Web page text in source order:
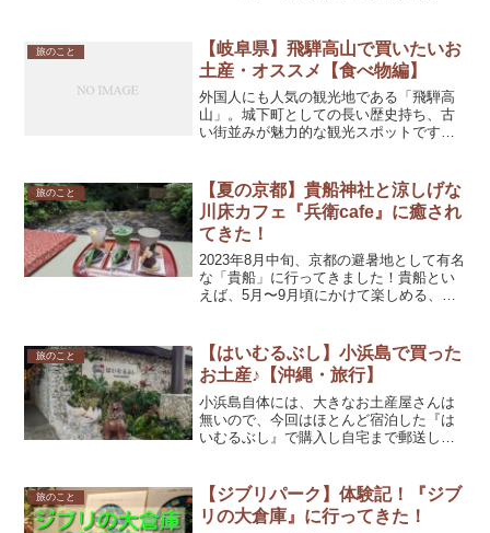
す。商売繁盛・家内安全に御利益がある
と言われ、1年中...
旅のこと
【岐阜県】飛騨高山で買いたいお
土産・オススメ【食べ物編】
外国人にも人気の観光地である「飛騨高
山」。城下町としての長い歴史持ち、古
い街並みが魅力的な観光スポットですね♪
【打保屋】落花生に水飴を絡めて、型に
入れて固めたシンプルなお...
旅のこと
【夏の京都】貴船神社と涼しげな
川床カフェ『兵衛cafe』に癒され
てきた！
2023年8月中旬、京都の避暑地として有名
な「貴船」に行ってきました！貴船とい
えば、5月〜9月頃にかけて楽しめる、涼
すが…、川の音に癒されながらのランチ
も良いですね。今...
旅のこと
【はいむるぶし】小浜島で買った
お土産♪【沖縄・旅行】
小浜島自体には、大きなお土産屋さんは
無いので、今回はほとんど宿泊した『は
いむるぶし』で購入し自宅まで郵送しま
すよね♪それでは、今回買った小浜島（沖
縄）のお土産を紹介し...
旅のこと
【ジブリパーク】体験記！『ジブ
リの大倉庫』に行ってきた！